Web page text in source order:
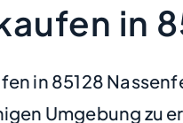
in
in 85128
Umgebung zu